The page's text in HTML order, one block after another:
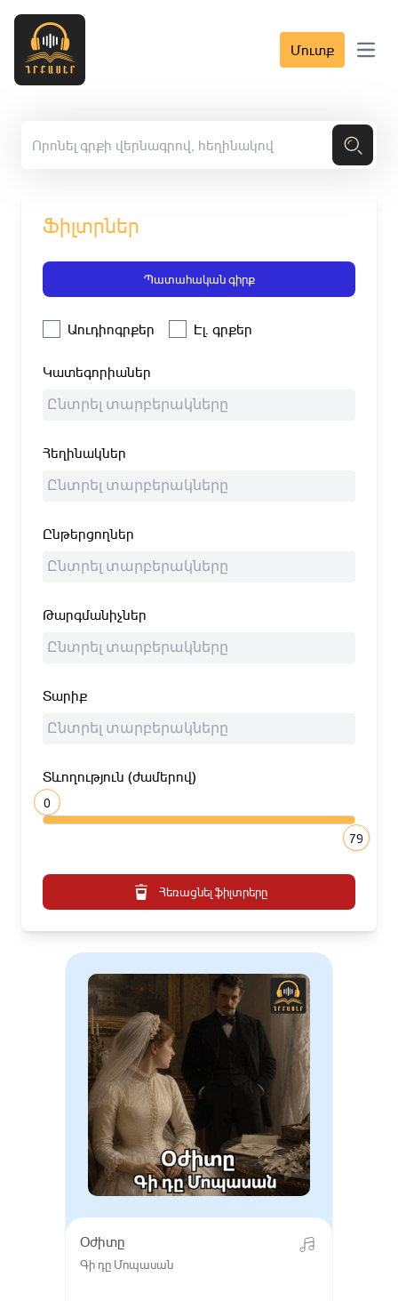
Մուտք Open
Ֆիլտրներ
Պատահական գիրք
Աուդիոգրքեր Էլ. գրքեր
Կատեգորիաներ
Հեղինակներ
Ընթերցողներ
Թարգմանիչներ
Տարիք
Տևողություն (ժամերով)
0
79
Հեռացնել ֆիլտրերը
Օժիտը
Գի դը Մոպասան